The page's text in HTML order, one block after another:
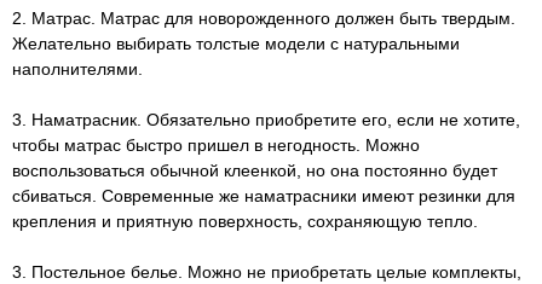
2. Матрас. Матрас для новорожденного должен быть твердым.
Желательно выбирать толстые модели с натуральными
наполнителями.
3. Наматрасник. Обязательно приобретите его, если не хотите,
чтобы матрас быстро пришел в негодность. Можно
воспользоваться обычной клеенкой, но она постоянно будет
сбиваться. Современные же наматрасники имеют резинки для
крепления и приятную поверхность, сохраняющую тепло.
3. Постельное белье. Можно не приобретать целые комплекты,